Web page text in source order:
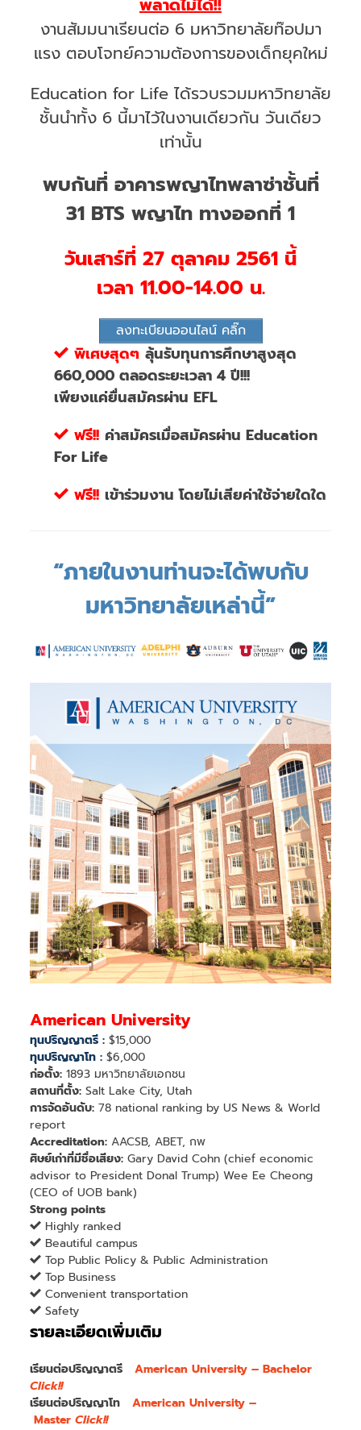
พลาดไม่ได้!!
งานสัมมนาเรียนต่อ 6 มหาวิทยาลัยท๊อปมา
แรง ตอบโจทย์ความต้องการของเด็กยุคใหม่
Education for Life ได้รวบรวมมหาวิทยาลัย
ชั้นนำทั้ง 6 นี้มาไว้ในงานเดียวกัน วันเดียว
เท่านั้น
พบกันที่ อาคารพญาไทพลาซ่าชั้นที่
31 BTS พญาไท ทางออกที่ 1
วันเสาร์ที่ 27 ตุลาคม 2561 นี้
เวลา 11.00-14.00 น.
ลงทะเบียนออนไลน์ คลิ๊ก
พิเศษสุดๆ ลุ้นรับทุนการศึกษาสูงสุด
660,000 ตลอดระยะเวลา 4 ปี!!!
เพียงแค่ยื่นสมัครผ่าน EFL
ฟรี!! ค่าสมัครเมื่อสมัครผ่าน Education
For Life
ฟรี!! เข้าร่วมงาน โดยไม่เสียค่าใช้จ่ายใดใด
“ภายในงานท่านจะได้พบกับ
มหาวิทยาลัยเหล่านี้”
American University
ทุนปริญญาตรี : $15,000
ทุนปริญญาโท : $6,000
ก่อตั้ง: 1893 มหาวิทยาลัยเอกชน
สถานที่ตั้ง: Salt Lake City, Utah
การจัดอันดับ: 78 national ranking by US News & World
report
Accreditation: AACSB, ABET, กพ
ศิษย์เก่าที่มีชื่อเสียง: Gary David Cohn (chief economic
advisor to President Donal Trump) Wee Ee Cheong
(CEO of UOB bank)
Strong points
Highly ranked
Beautiful campus
Top Public Policy & Public Administration
Top Business
Convenient transportation
Safety
รายละเอียดเพิ่มเติม
เรียนต่อปริญญาตรีAmerican University – Bachelor
Click!!
เรียนต่อปริญญาโทAmerican University –
MasterClick!!